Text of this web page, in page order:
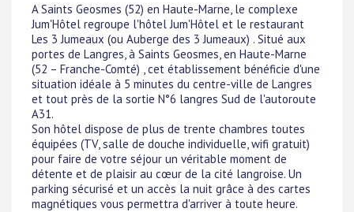
A Saints Geosmes (52) en Haute-Marne, le complexe
Jum'Hôtel regroupe l'hôtel Jum'Hôtel et le restaurant
Les 3 Jumeaux (ou Auberge des 3 Jumeaux) . Situé aux
portes de Langres, à Saints Geosmes, en Haute-Marne
(52 – Franche-Comté) , cet établissement bénéficie d'une
situation idéale à 5 minutes du centre-ville de Langres
et tout près de la sortie N°6 langres Sud de l'autoroute
A31.
Son hôtel dispose de plus de trente chambres toutes
équipées (TV, salle de douche individuelle, wifi gratuit)
pour faire de votre séjour un véritable moment de
détente et de plaisir au cœur de la cité langroise. Un
parking sécurisé et un accès la nuit grâce à des cartes
magnétiques vous permettra d'arriver à toute heure.